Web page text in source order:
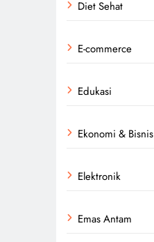
Diet Sehat
E-commerce
Edukasi
Ekonomi & Bisnis
Elektronik
Emas Antam